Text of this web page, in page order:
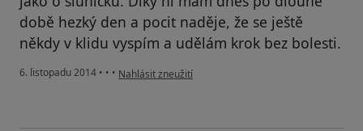
době hezký den a pocit naděje, že se ještě
někdy v klidu vyspím a udělám krok bez bolesti.
6. listopadu 2014 • • • podle názoru uživatele Váš účet byl odstraněn
Nahlásit zneužití